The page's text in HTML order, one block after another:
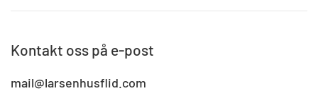
Kontakt oss på e-post
mail@larsenhusflid.com